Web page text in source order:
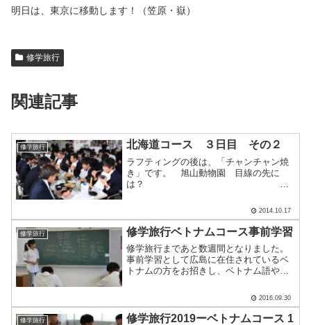
明日は、東京に移動します！（笠原・嶽）
修学旅行
関連記事
修学旅行 北海道コース ３日目 その２
ラフティングの後は、「チャンチャン焼
き」です。 旭山動物園 目線の先に
は？
でした。 ルネッサンス サッポロホテ
ルにて 講師の方から指導を受けながら
テーブルマナーを学びました.....
2014.10.17
修学旅行 修学旅行ベトナムコース事前学習
修学旅行まであと数週間となりました。
事前学習として広島に在住されているベ
トナムの方をお招きし、ベトナム語や訪
ただきました。はじめは生徒たちも緊張
していましたが、最後はたくさんの質問
が出るなど充実した１時間.....
2016.09.30
修学旅行
修学旅行2019ーベトナムコース 1